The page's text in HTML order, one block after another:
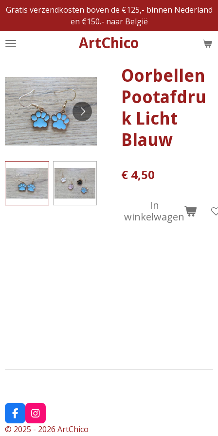
Ga
naar
de
ArtChico
Gratis verzendkosten boven de €125,- binnen Nederland
en €150.- naar België
Oorbellen
Pootafdru
k Licht
Blauw
€ 4,50
In
winkelwagen
F
a
I
n
© 2025 - 2026 ArtChico